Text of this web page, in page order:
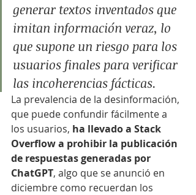
generar textos inventados que
imitan información veraz, lo
que supone un riesgo para los
usuarios finales para verificar
las incoherencias fácticas.
La prevalencia de la desinformación,
que puede confundir fácilmente a
los usuarios, ha llevado a Stack
Overflow a prohibir la publicación
de respuestas generadas por
ChatGPT, algo que se anunció en
diciembre como recuerdan los